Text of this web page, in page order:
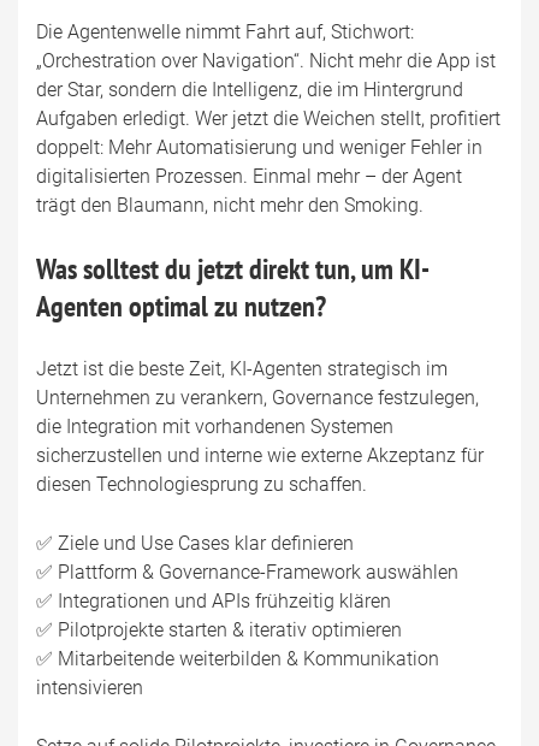
Die Agentenwelle nimmt Fahrt auf, Stichwort:
„Orchestration over Navigation“. Nicht mehr die App ist
der Star, sondern die Intelligenz, die im Hintergrund
Aufgaben erledigt. Wer jetzt die Weichen stellt, profitiert
doppelt: Mehr Automatisierung und weniger Fehler in
digitalisierten Prozessen. Einmal mehr – der Agent
trägt den Blaumann, nicht mehr den Smoking.
Was solltest du jetzt direkt tun, um KI-
Agenten optimal zu nutzen?
Jetzt ist die beste Zeit, KI-Agenten strategisch im
Unternehmen zu verankern, Governance festzulegen,
die Integration mit vorhandenen Systemen
sicherzustellen und interne wie externe Akzeptanz für
diesen Technologiesprung zu schaffen.
✅ Ziele und Use Cases klar definieren
✅ Plattform & Governance-Framework auswählen
✅ Integrationen und APIs frühzeitig klären
✅ Pilotprojekte starten & iterativ optimieren
✅ Mitarbeitende weiterbilden & Kommunikation
intensivieren